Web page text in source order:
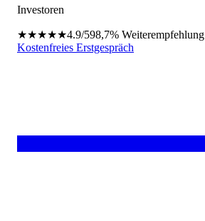
Investoren
★★★★★4.9/598,7% Weiterempfehlung
Kostenfreies Erstgespräch